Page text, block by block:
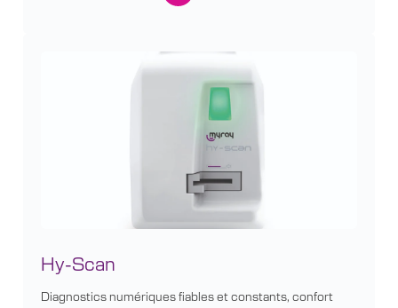
Hy-Scan
Diagnostics numériques fiables et constants, confort